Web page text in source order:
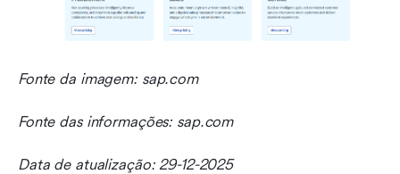
Fonte da imagem: sap.com
Fonte das informações: sap.com
Data de atualização: 29-12-2025